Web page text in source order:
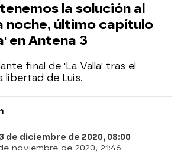
la solución al
noche, último capítulo
en Antena 3
final de 'La Valla' tras el
libertad de Luis.
de diciembre de 2020, 08:00
noviembre de 2020, 21:46